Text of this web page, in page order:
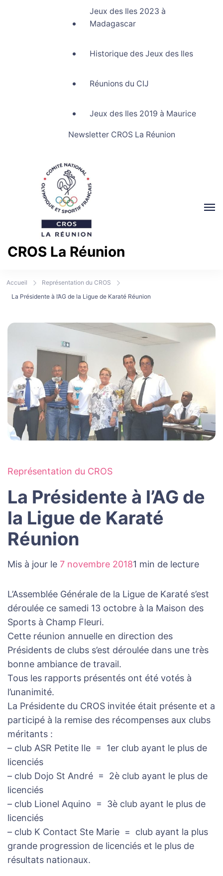
Jeux des Iles 2023 à
Madagascar
Historique des Jeux des Iles
Réunions du CIJ
Jeux des Iles 2019 à Maurice
Newsletter CROS La Réunion
CROS La Réunion
Accueil
Représentation du CROS
La Présidente à l’AG de la Ligue de Karaté Réunion
Représentation du CROS
La Présidente à l’AG de
la Ligue de Karaté
Réunion
Mis à jour le 7 novembre 20181 min de lecture
L’Assemblée Générale de la Ligue de Karaté s’est
déroulée ce samedi 13 octobre à la Maison des
Sports à Champ Fleuri.
Cette réunion annuelle en direction des
Présidents de clubs s’est déroulée dans une très
bonne ambiance de travail.
Tous les rapports présentés ont été votés à
l’unanimité.
La Présidente du CROS invitée était présente et a
participé à la remise des récompenses aux clubs
méritants :
– club ASR Petite Ile = 1er club ayant le plus de
licenciés
– club Dojo St André = 2è club ayant le plus de
licenciés
– club Lionel Aquino = 3è club ayant le plus de
licenciés
– club K Contact Ste Marie = club ayant la plus
grande progression de licenciés et le plus de
résultats nationaux.